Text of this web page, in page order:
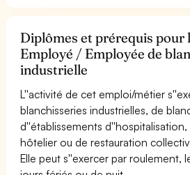
Diplômes et prérequis pour
Employé / Employée de
industrielle
L''activité de cet emploi/métier
blanchisseries industrielles, de
d''établissements
hôtelier ou de restauration
Elle peut s''exercer par roulement,